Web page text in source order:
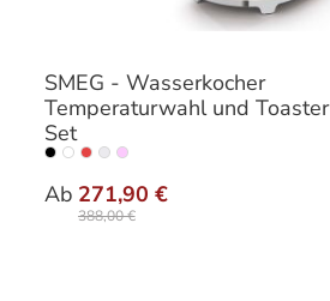
SMEG - Wasserkocher
Temperaturwahl und Toaster
Set
Ab 271,90 €
388,00 €